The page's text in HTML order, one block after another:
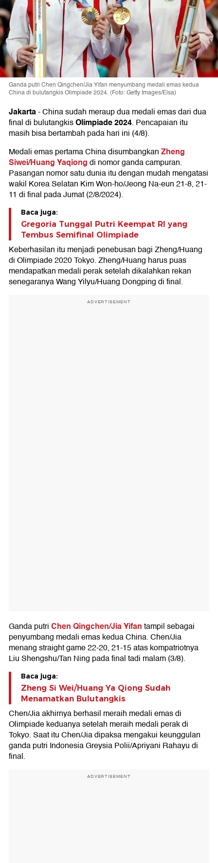
Ganda putri Chen Qingchen/Jia Yifan menyumbang medali emas kedua
China di bulutangkis Olimpiade 2024. (Foto: Getty Images/Elsa)
Jakarta-China sudah meraup dua medali emas dari dua
final di bulutangkisOlimpiade 2024. Pencapaian itu
masih bisa bertambah pada hari ini (4/8).
Medali emas pertama China disumbangkanZheng
Siwei/Huang Yaqiongdi nomor ganda campuran.
Pasangan nomor satu dunia itu dengan mudah mengatasi
wakil Korea Selatan Kim Won-ho/Jeong Na-eun 21-8, 21-
11 di final pada Jumat (2/8/2024).
Baca juga:
Gregoria Tunggal Putri Keempat RI yang
Tembus Semifinal Olimpiade
Keberhasilan itu menjadi penebusan bagi Zheng/Huang
di Olimpiade 2020 Tokyo. Zheng/Huang harus puas
mendapatkan medali perak setelah dikalahkan rekan
senegaranya Wang Yilyu/Huang Dongping di final.
ADVERTISEMENT
Ganda putriChen Qingchen/Jia Yifantampil sebagai
penyumbang medali emas kedua China. Chen/Jia
menang straight game 22-20, 21-15 atas kompatriotnya
Liu Shengshu/Tan Ning pada final tadi malam (3/8).
Baca juga:
Zheng Si Wei/Huang Ya Qiong Sudah
Menamatkan Bulutangkis
Chen/Jia akhirnya berhasil meraih medali emas di
Olimpiade keduanya setelah meraih medali perak di
Tokyo. Saat itu Chen/Jia dipaksa mengakui keunggulan
ganda putri Indonesia Greysia Polii/Apriyani Rahayu di
final.
ADVERTISEMENT